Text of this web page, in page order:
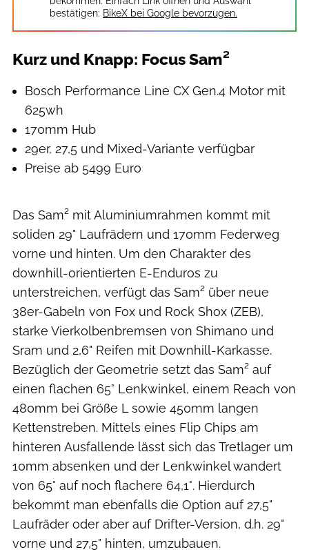
bestätigen: BikeX bei Google bevorzugen.
Kurz und Knapp: Focus Sam²
Bosch Performance Line CX Gen.4 Motor mit
625wh
170mm Hub
29er, 27,5 und Mixed-Variante verfügbar
Preise ab 5499 Euro
Das Sam² mit Aluminiumrahmen kommt mit
soliden 29" Laufrädern und 170mm Federweg
vorne und hinten. Um den Charakter des
downhill-orientierten E-Enduros zu
unterstreichen, verfügt das Sam² über neue
38er-Gabeln von Fox und Rock Shox (ZEB),
starke Vierkolbenbremsen von Shimano und
Sram und 2,6" Reifen mit Downhill-Karkasse.
Bezüglich der Geometrie setzt das Sam² auf
einen flachen 65° Lenkwinkel, einem Reach von
480mm bei Größe L sowie 450mm langen
Kettenstreben. Mittels eines Flip Chips am
hinteren Ausfallende lässt sich das Tretlager um
10mm absenken und der Lenkwinkel wandert
von 65° auf noch flachere 64,1°. Hierdurch
bekommt man ebenfalls die Option auf 27,5"
Laufräder oder aber auf Drifter-Version, d.h. 29"
vorne und 27,5" hinten, umzubauen.